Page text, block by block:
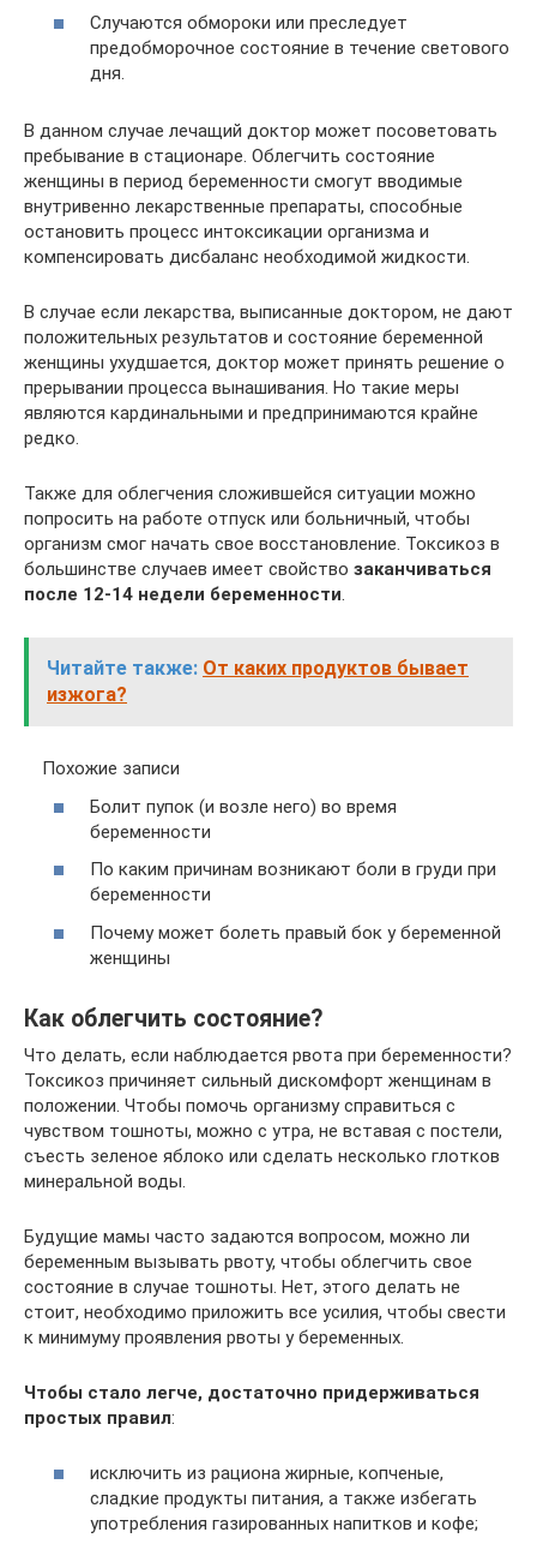
Случаются обмороки или преследует
предобморочное состояние в течение светового
дня.
В данном случае лечащий доктор может посоветовать
пребывание в стационаре. Облегчить состояние
женщины в период беременности смогут вводимые
внутривенно лекарственные препараты, способные
остановить процесс интоксикации организма и
компенсировать дисбаланс необходимой жидкости.
В случае если лекарства, выписанные доктором, не дают
положительных результатов и состояние беременной
женщины ухудшается, доктор может принять решение о
прерывании процесса вынашивания. Но такие меры
являются кардинальными и предпринимаются крайне
редко.
Также для облегчения сложившейся ситуации можно
попросить на работе отпуск или больничный, чтобы
организм смог начать свое восстановление. Токсикоз в
большинстве случаев имеет свойство заканчиваться
после 12-14 недели беременности
Читайте также: От каких продуктов бывает
изжога?
Похожие записи
Болит пупок (и возле него) во время
беременности
По каким причинам возникают боли в груди при
беременности
Почему может болеть правый бок у беременной
женщины
Как облегчить состояние?
Что делать, если наблюдается рвота при беременности?
Токсикоз причиняет сильный дискомфорт женщинам в
положении. Чтобы помочь организму справиться с
чувством тошноты, можно с утра, не вставая с постели,
съесть зеленое яблоко или сделать несколько глотков
минеральной воды.
Будущие мамы часто задаются вопросом, можно ли
беременным вызывать рвоту, чтобы облегчить свое
состояние в случае тошноты. Нет, этого делать не
стоит, необходимо приложить все усилия, чтобы свести
к минимуму проявления рвоты у беременных.
Чтобы стало легче, достаточно придерживаться
простых правил:
исключить из рациона жирные, копченые,
сладкие продукты питания, а также избегать
употребления газированных напитков и кофе;